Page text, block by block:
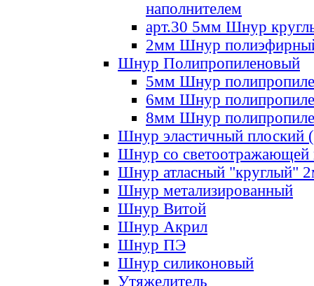
наполнителем
арт.30 5мм Шнур
2мм Шнур
Шнур Полипропиленовый
5мм Шнур
6мм Шнур
8мм Шнур
Шнур эластичный плоский
Шнур со светоотражающей
Шнур атласный "круглый"
Шнур метализированный
Шнур Витой
Шнур Акрил
Шнур ПЭ
Шнур силиконовый
Утяжелитель